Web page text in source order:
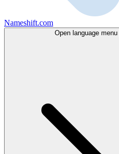
Nameshift.com
Open language menu